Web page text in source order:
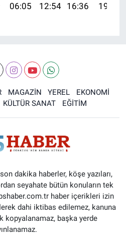
06:05 12:54 16:36 19:34
MAGAZİN YEREL
EKONOMİ
KÜLTÜR SANAT EĞİTİM
dakika haberler, köşe yazıları,
seyahate bütün konuların tek
haber içerikleri izin
dahi iktibas edilemez, kanuna
kopyalanamaz, başka yerde